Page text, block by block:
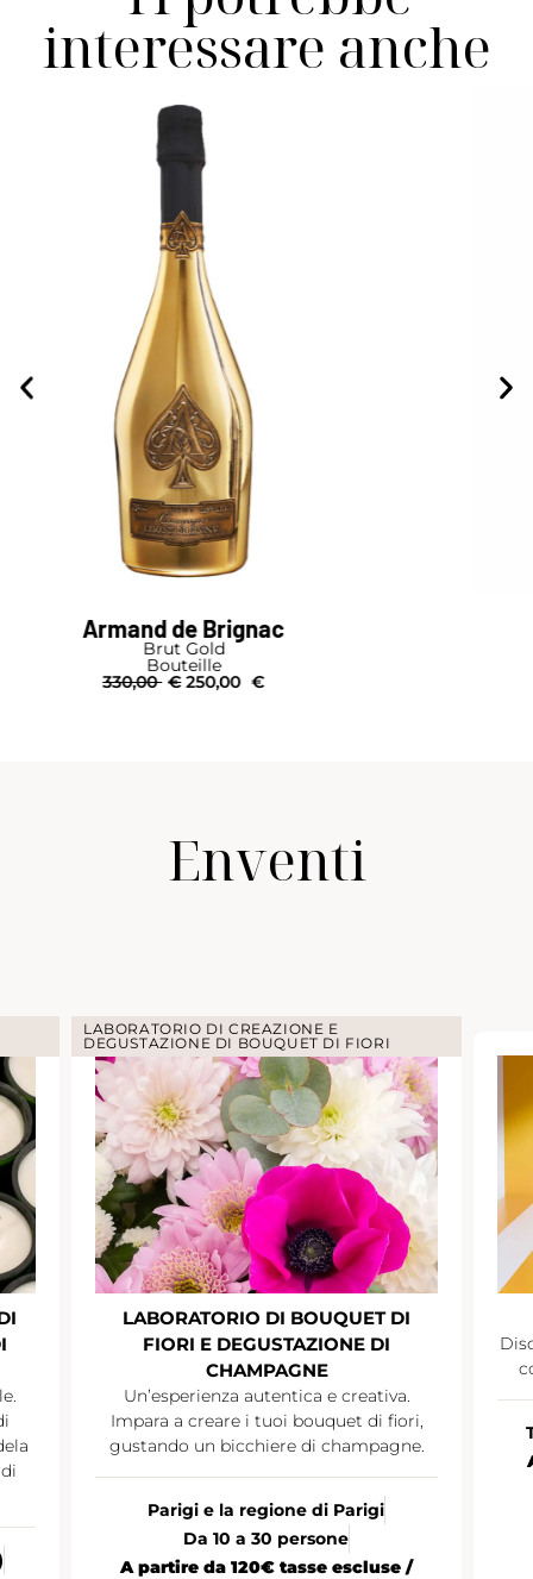
interessare anche
Alexandre Bonnet
51,00
Enventi
LABORATORIO DI CREAZIONE E
DEGUSTAZIONE DI BOUQUET DI FIORI
LABORATORIO DI BOUQUET DI
FIORI E DEGUSTAZIONE DI
CHAMPAGNE
Un’esperienza autentica e creativa.
Impara a creare i tuoi bouquet di fiori,
gustando un bicchiere di champagne.
Parigi e la regione di Parigi
Da 10 a 30 persone
A partire da 120€ tasse escluse /